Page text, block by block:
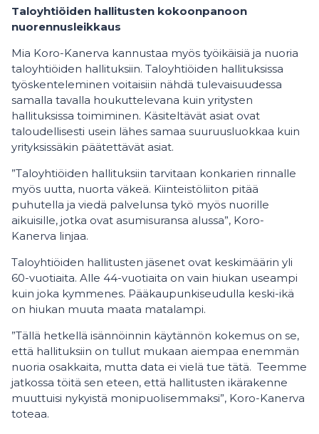
Taloyhtiöiden hallitusten kokoonpanoon
nuorennusleikkaus
Mia Koro-Kanerva kannustaa myös työikäisiä ja nuoria
taloyhtiöiden hallituksiin. Taloyhtiöiden hallituksissa
työskenteleminen voitaisiin nähdä tulevaisuudessa
samalla tavalla houkuttelevana kuin yritysten
hallituksissa toimiminen. Käsiteltävät asiat ovat
taloudellisesti usein lähes samaa suuruusluokkaa kuin
yrityksissäkin päätettävät asiat.
”Taloyhtiöiden hallituksiin tarvitaan konkarien rinnalle
myös uutta, nuorta väkeä. Kiinteistöliiton pitää
puhutella ja viedä palvelunsa tykö myös nuorille
aikuisille, jotka ovat asumisuransa alussa”, Koro-
Kanerva linjaa.
Taloyhtiöiden hallitusten jäsenet ovat keskimäärin yli
60-vuotiaita. Alle 44-vuotiaita on vain hiukan useampi
kuin joka kymmenes. Pääkaupunkiseudulla keski-ikä
on hiukan muuta maata matalampi.
”Tällä hetkellä isännöinnin käytännön kokemus on se,
että hallituksiin on tullut mukaan aiempaa enemmän
nuoria osakkaita, mutta data ei vielä tue tätä. Teemme
jatkossa töitä sen eteen, että hallitusten ikärakenne
muuttuisi nykyistä monipuolisemmaksi”, Koro-Kanerva
toteaa.